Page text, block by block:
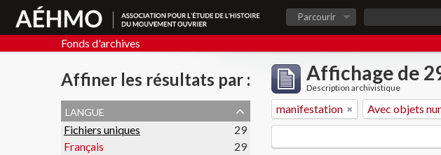
Parcourir
Fonds d'archives
Affiner les résultats par :
langue
Fichiers uniques
29
Français
29
Affichage de
Description archivistique
manifestation Avec objets